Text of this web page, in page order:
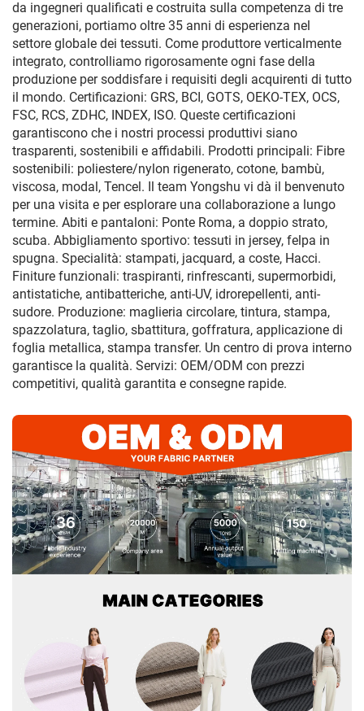
da ingegneri qualificati e costruita sulla competenza di tre
generazioni, portiamo oltre 35 anni di esperienza nel
settore globale dei tessuti. Come produttore verticalmente
integrato, controlliamo rigorosamente ogni fase della
produzione per soddisfare i requisiti degli acquirenti di tutto
il mondo. Certificazioni: GRS, BCI, GOTS, OEKO-TEX, OCS,
FSC, RCS, ZDHC, INDEX, ISO. Queste certificazioni
garantiscono che i nostri processi produttivi siano
trasparenti, sostenibili e affidabili. Prodotti principali: Fibre
sostenibili: poliestere/nylon rigenerato, cotone, bambù,
viscosa, modal, Tencel. Il team Yongshu vi dà il benvenuto
per una visita e per esplorare una collaborazione a lungo
termine. Abiti e pantaloni: Ponte Roma, a doppio strato,
scuba. Abbigliamento sportivo: tessuti in jersey, felpa in
spugna. Specialità: stampati, jacquard, a coste, Hacci.
Finiture funzionali: traspiranti, rinfrescanti, supermorbidi,
antistatiche, antibatteriche, anti-UV, idrorepellenti, anti-
sudore. Produzione: maglieria circolare, tintura, stampa,
spazzolatura, taglio, sbattitura, goffratura, applicazione di
foglia metallica, stampa transfer. Un centro di prova interno
garantisce la qualità. Servizi: OEM/ODM con prezzi
competitivi, qualità garantita e consegne rapide.